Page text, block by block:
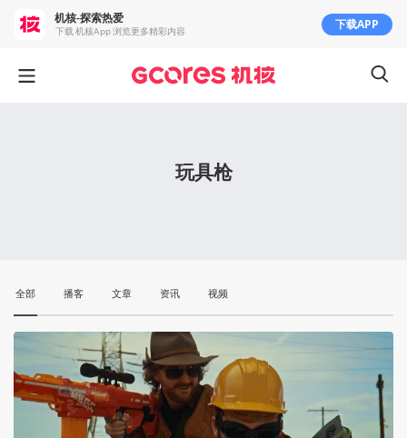
玩具枪
全部 播客 文章 资讯 视频
机核-探索热爱
下载 机核App 浏览更多精彩内容 下载APP